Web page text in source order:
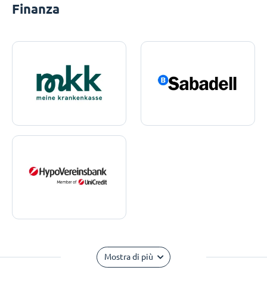
Finanza
Mostra di più